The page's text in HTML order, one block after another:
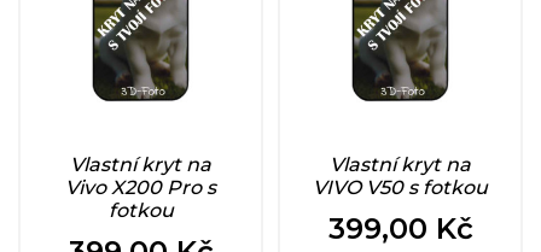
Vlastní kryt na
Vivo X200 Pro s
fotkou
Cena
Vlastní kryt na
VIVO V50 s fotkou
Cena
399,00 Kč